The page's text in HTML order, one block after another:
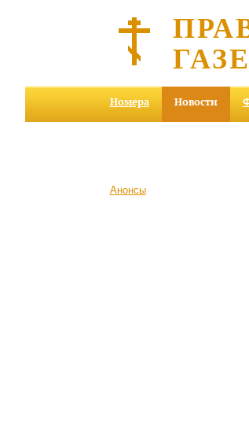
Номера Новости
Анонсы